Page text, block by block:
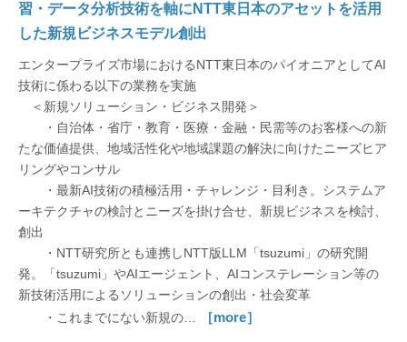
IoT
営業企画
サービス・プロダクト企画
データセンター
機器開発
社会インフラ
習・データ分析技術を軸にNTT東日本のアセットを活用
した新規ビジネスモデル創出
エンタープライズ市場におけるNTT東日本のパイオニアとしてAI
技術に係わる以下の業務を実施
＜新規ソリューション・ビジネス開発＞
・自治体・省庁・教育・医療・金融・民需等のお客様への新
たな価値提供、地域活性化や地域課題の解決に向けたニーズヒア
リングやコンサル
・最新AI技術の積極活用・チャレンジ・目利き。システムア
ーキテクチャの検討とニーズを掛け合せ、新規ビジネスを検討、
創出
・NTT研究所とも連携しNTT版LLM「tsuzumi」の研究開
発。「tsuzumi」やAIエージェント、AIコンステレーション等の
新技術活用によるソリューションの創出・社会変革
・これまでにない新規の…
［more］